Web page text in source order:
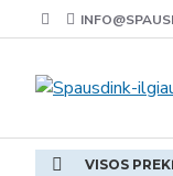
VISOS